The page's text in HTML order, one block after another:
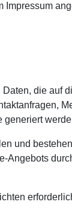
die auf
generiert
und
Angebots